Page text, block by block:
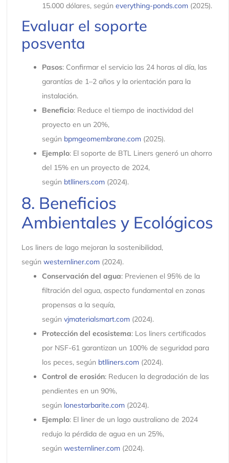
15.000 dólares, según everything-ponds.com(2025).
Evaluar el soporte
posventa
Pasos: Confirmar el servicio las 24 horas al día, las
garantías de 1–2 años y la orientación para la
instalación.
Beneficio: Reduce el tiempo de inactividad del
proyecto en un 20%,
según bpmgeomembrane.com(2025).
Ejemplo: El soporte de BTL Liners generó un ahorro
del 15% en un proyecto de 2024,
según btlliners.com(2024).
8. Beneficios
Ambientales y Ecológicos
Los liners de lago mejoran la sostenibilidad,
según westernliner.com(2024).
Conservación del agua: Previenen el 95% de la
filtración del agua, aspecto fundamental en zonas
propensas a la sequía,
según vjmaterialsmart.com(2024).
Protección del ecosistema: Los liners certificados
por NSF-61 garantizan un 100% de seguridad para
los peces, según btlliners.com(2024).
Control de erosión: Reducen la degradación de las
pendientes en un 90%,
según lonestarbarite.com(2024).
Ejemplo: El liner de un lago australiano de 2024
redujo la pérdida de agua en un 25%,
según westernliner.com(2024).